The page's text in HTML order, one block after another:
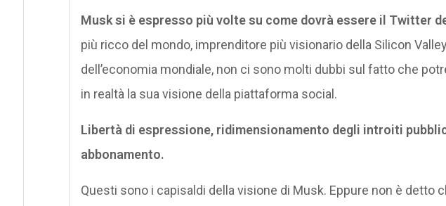
Musk si è espresso più volte su come dovrà essere il Twitter
più ricco del mondo, imprenditore più visionario della Silicon
dell’economia mondiale, non ci sono molti dubbi sul fatto che
in realtà la sua visione della piattaforma social.
Libertà di espressione, ridimensionamento degli introiti
abbonamento.
Questi sono i capisaldi della visione di Musk. Eppure non è detto